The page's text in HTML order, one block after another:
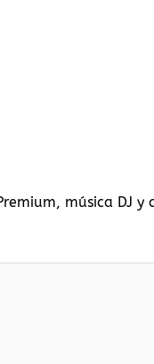
música DJ y